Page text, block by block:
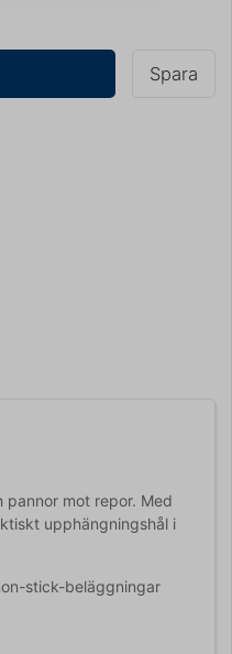
Spara
mot repor. Med
upphängningshål i
stick-beläggningar